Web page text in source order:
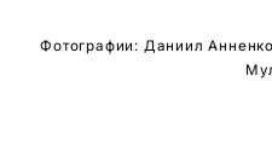
Фотографии: Даниил